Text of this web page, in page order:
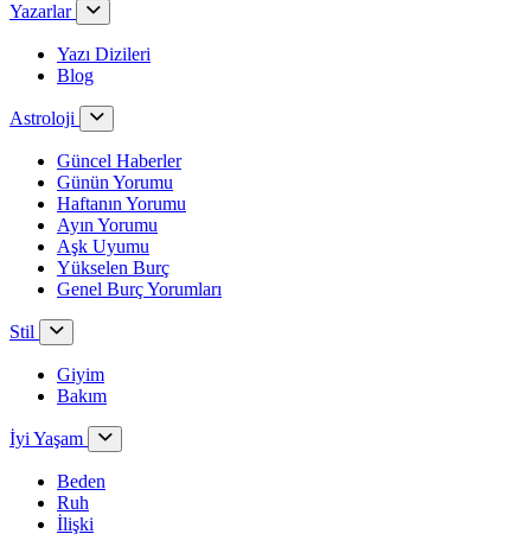
Yazarlar
Yazı Dizileri
Blog
Astroloji
Güncel Haberler
Günün Yorumu
Haftanın Yorumu
Ayın Yorumu
Aşk Uyumu
Yükselen Burç
Genel Burç Yorumları
Stil
Giyim
Bakım
İyi Yaşam
Beden
Ruh
İlişki